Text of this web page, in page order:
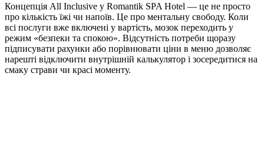
Концепція All Inclusive у Romantik SPA Hotel — це не просто
про кількість їжі чи напоїв. Це про ментальну свободу. Коли
всі послуги вже включені у вартість, мозок переходить у
режим «безпеки та спокою». Відсутність потреби щоразу
підписувати рахунки або порівнювати ціни в меню дозволяє
нарешті відключити внутрішній калькулятор і зосередитися на
смаку страви чи красі моменту.